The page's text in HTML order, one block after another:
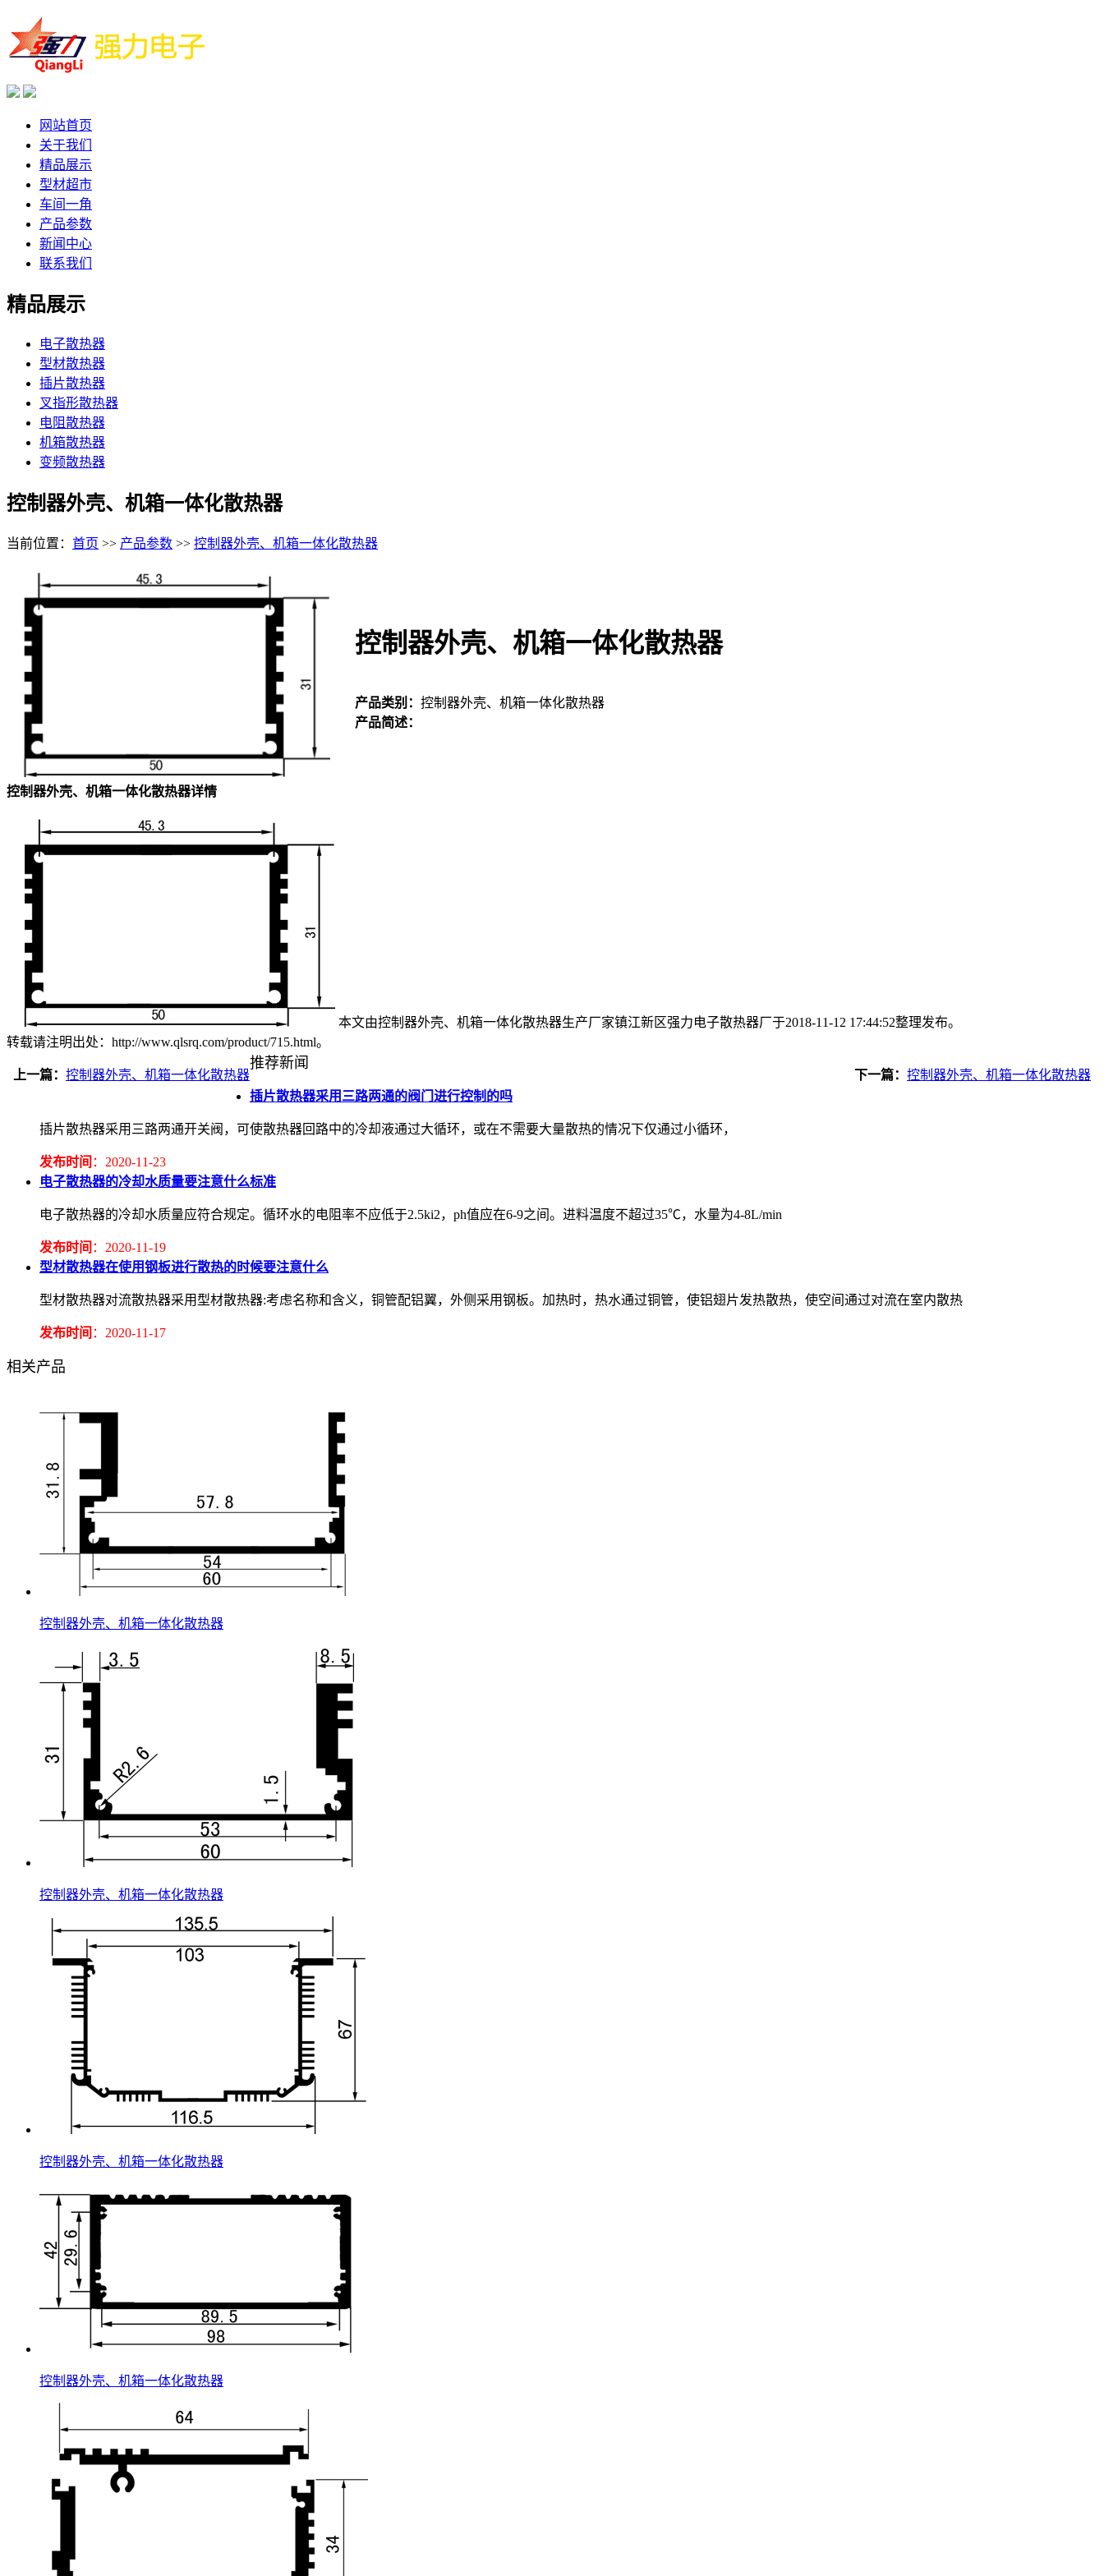
网站首页
关于我们
精品展示
型材超市
车间一角
产品参数
新闻中心
联系我们
精品展示
电子散热器
型材散热器
插片散热器
叉指形散热器
电阻散热器
机箱散热器
变频散热器
控制器外壳、机箱一体化散热器
当前位置： 首页 >> 产品参数 >> 控制器外壳、机箱一体化散热器
控制器外壳、机箱一体化散热器
产品类别： 控制器外壳、机箱一体化散热器
产品简述：
控制器外壳、机箱一体化散热器详情
本文由控制器外壳、机箱一体化散热器生产厂家镇江新区强力电子散热器厂于2018-11-12 17:44:52整理发布。
转载请注明出处：http://www.qlsrq.com/product/715.html。
上一篇： 控制器外壳、机箱一体化散热器 下一篇： 控制器外壳、机箱一体化散热器
推荐新闻
插片散热器采用三路两通的阀门进行控制的吗
插片散热器采用三路两通开关阀，可使散热器回路中的冷却液通过大循环，或在不需要大量散热的情况下仅通过小循环，
发布时间 ：2020-11-23
电子散热器的冷却水质量要注意什么标准
电子散热器的冷却水质量应符合规定。循环水的电阻率不应低于2.5ki2，ph值应在6-9之间。进料温度不超过35℃，水量为4-8L/min
发布时间 ：2020-11-19
型材散热器在使用钢板进行散热的时候要注意什么
型材散热器对流散热器采用型材散热器:考虑名称和含义，铜管配铝翼，外侧采用钢板。加热时，热水通过铜管，使铝翅片发热散热，使空间通过对流在室内散热
发布时间 ：2020-11-17
相关产品
控制器外壳、机箱一体化散热器
控制器外壳、机箱一体化散热器
控制器外壳、机箱一体化散热器
控制器外壳、机箱一体化散热器